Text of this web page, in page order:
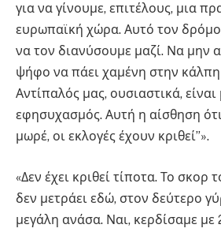
για να γίνουμε, επιτέλους, μια
ευρωπαϊκή χώρα. Αυτό τον
να τον διανύσουμε μαζί. Να μην
ψήφο να πάει χαμένη στην κάλπη
Αντίπαλός μας, ουσιαστικά,
εφησυχασμός. Αυτή η αίσθηση
μωρέ, οι εκλογές έχουν κριθεί”».
«Δεν έχει κριθεί τίποτα. Το
δεν μετράει εδώ, στον δεύτερο
μεγάλη ανάσα. Ναι, κερδίσαμε με